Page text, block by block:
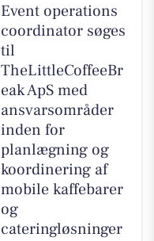
Event operations
coordinator søges
til
TheLittleCoffeeBr
eak ApS med
ansvarsområder
inden for
planlægning og
koordinering af
mobile kaffebarer
og
cateringløsninger